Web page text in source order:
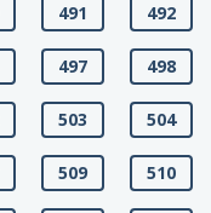
491 492
497 498
503 504
509 510